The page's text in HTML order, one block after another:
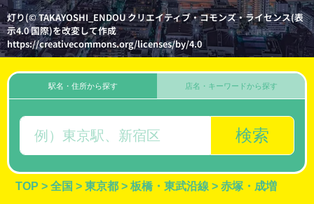
灯り(© TAKAYOSHI_ENDOU クリエイティブ・コモンズ・ライセンス(表
示4.0 国際)を改変して作成
https://creativecommons.org/licenses/by/4.0
駅名・住所から探す
検索
店名・キーワードから探す
TOP > 全国 > 東京都 > 板橋・東武沿線 > 赤塚・成増